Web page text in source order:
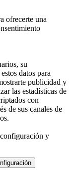
ofrecerte una
su
datos para
publicidad y
las estadísticas de
con
de sus canales de
y